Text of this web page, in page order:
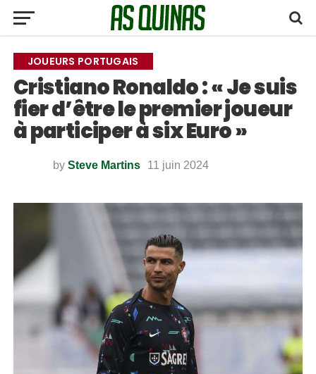
JOUEURS PORTUGAIS
Cristiano Ronaldo : « Je suis
fier d’être le premier joueur
à participer à six Euro »
by Steve Martins 11 juin 2024